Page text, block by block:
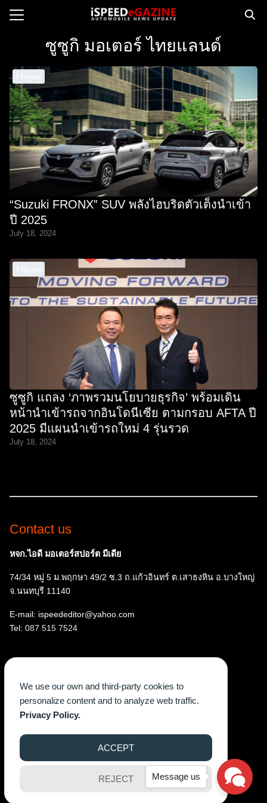
us
ซูซูกิ มอเตอร์ ไทยแลนด์
I News
“Suzuki FRONX” SUV พลังไฮบริดตัวเต็งนำเข้า
ปี 2025
July 18, 2024
I News
ซูซูกิ แถลง ‘ภาพรวมนโยบายธุรกิจ’ พร้อมเดิน
หน้านำเข้ารถจากอินโดนีเซีย ตามกรอบ AFTA ปี
2025 มีแผนนำเข้ารถใหม่ 4 รุ่นรวด
July 18, 2024
Contact us
หจก.ไอดี มอเตอร์สปอร์ต มีเดีย
74/34 หมู่ 5 ม.พฤกษา 49/2 ซ.3 ถ.แก้วอินทร์ ต.เสาธงหิน อ.บางใหญ่
จ.นนทบุรี 11140
E-mail: ispeededitor@yahoo.com
Tel: 087 515 7524
Facebook
Instagram
YouTube
X TikTok
©2026 WWW.ISPEEDEGAZINE.COM. ALL RIGHTS RESERVED.
Message us
We use our own and third-party cookies to
personalize content and to analyze web traffic.
Privacy Policy.
ACCEPT
REJECT